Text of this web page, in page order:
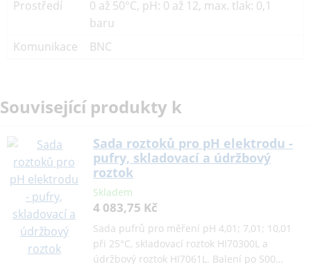
Prostředí
0 až 50°C, pH: 0 až 12, max. tlak: 0,1
baru
Komunikace
BNC
Související produkty k
Sada roztoků pro pH elektrodu -
pufry, skladovací a údržbový
roztok
Skladem
4 083,75 Kč
Sada pufrů pro měření pH 4,01; 7,01; 10,01
při 25°C, skladovací roztok HI70300L a
údržbový roztok HI7061L. Balení po 500…